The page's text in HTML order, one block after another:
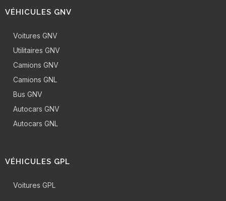
VÉHICULES GNV
Voitures GNV
Utilitaires GNV
Camions GNV
Camions GNL
Bus GNV
Autocars GNV
Autocars GNL
VÉHICULES GPL
Voitures GPL